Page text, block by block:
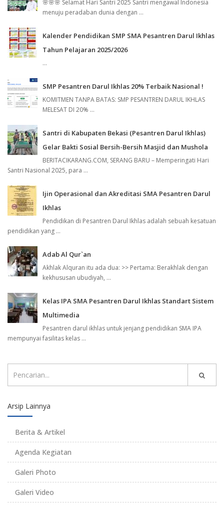
🌸🌸🌸 Selamat Hari Santri 2025 Santri mengawal Indonesia
menuju peradaban dunia dengan ...
Kalender Pendidikan SMP SMA Pesantren Darul Ikhlas
Tahun Pelajaran 2025/2026
...
SMP Pesantren Darul Ikhlas 20% Terbaik Nasional !
KOMITMEN TANPA BATAS: SMP PESANTREN DARUL IKHLAS
MELESAT DI 20% ...
Santri di Kabupaten Bekasi (Pesantren Darul Ikhlas)
Gelar Bakti Sosial Bersih-Bersih Masjid dan Mushola
BERITACIKARANG.COM, SERANG BARU – Memperingati Hari
Santri Nasional 2025, para ...
Ijin Operasional dan Akreditasi SMA Pesantren Darul
Ikhlas
Pendidikan di Pesantren Darul Ikhlas adalah sebuah kesatuan
pendidikan yang ...
Adab Al Qur`an
Akhlak Alquran itu ada dua: >> Pertama: Berakhlak dengan
kekhususan ubudiyah, ...
Kelas IPA SMA Pesantren Darul Ikhlas Standart Sistem
Multimedia
Pesantren darul ikhlas untuk jenjang pendidikan SMA IPA
mempunyai fasilitas kelas ...
Arsip Lainnya
Berita & Artikel
Agenda Kegiatan
Galeri Photo
Galeri Video